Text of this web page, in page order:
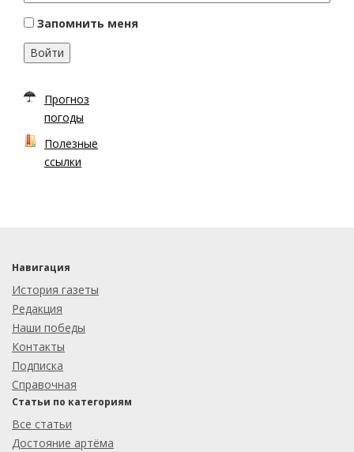
Запомнить меня
Войти
Прогноз
погоды
Полезные
ссылки
Навигация
История газеты
Редакция
Наши победы
Контакты
Подписка
Справочная
Статьи по категориям
Все статьи
Достояние артёма